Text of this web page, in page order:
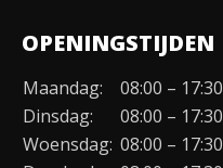
Organisatie
Duurzaamheid
Werken bij
OPENINGSTIJDEN
Maandag:
08:00 – 17:30
Dinsdag:
08:00 – 17:30
Woensdag: 08:00 – 17:30